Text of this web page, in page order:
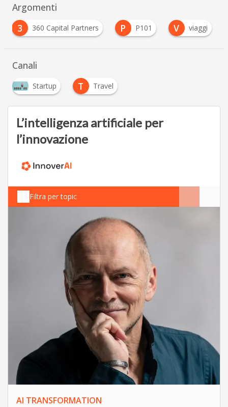
Argomenti
3
360 Capital Partners P P101 V viaggi
Canali
Startup T Travel
L’intelligenza artificiale per
l’innovazione
Filtra per topic
AI TRANSFORMATION